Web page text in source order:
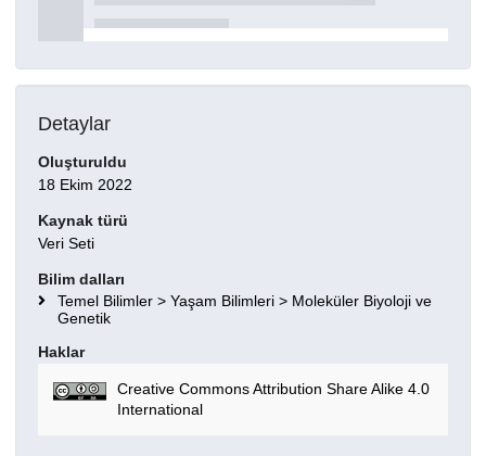
Detaylar
Oluşturuldu
18 Ekim 2022
Kaynak türü
Veri Seti
Bilim dalları
Temel Bilimler > Yaşam Bilimleri > Moleküler Biyoloji ve
Genetik
Haklar
Creative Commons Attribution Share Alike 4.0
International